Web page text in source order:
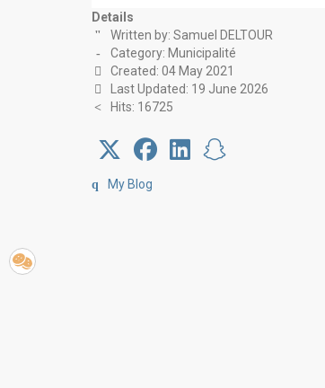
Details
Written by: Samuel DELTOUR
Category: Municipalité
Created: 04 May 2021
Last Updated: 19 June 2026
Hits: 16725
My Blog